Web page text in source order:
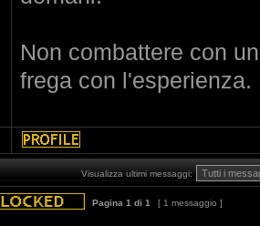
Non combattere con
frega con l'esperienza.
Visualizza ultimi messaggi:
Pagina 1 di 1 [ 1 messaggio ]